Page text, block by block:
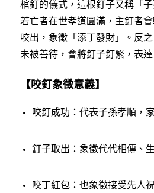
棺釘的儀式，這根釘子又稱「子
若亡者在世孝道圓滿，主釘者
咬出，象徵「添丁發財」。反
未被善待，會將釘子釘緊，表
【咬釘象徵意義】
咬釘成功：代表子孫孝順，
釘子取出：象徵代代相傳、
咬丁紅包：也象徵接受先人